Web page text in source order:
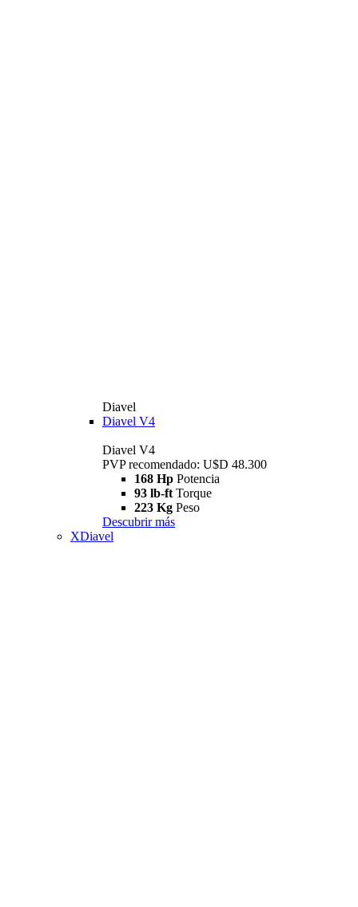
Diavel
Diavel V4
Diavel V4
PVP recomendado: U$D 48.300
168 Hp Potencia
93 lb-ft Torque
223 Kg Peso
Descubrir más
XDiavel